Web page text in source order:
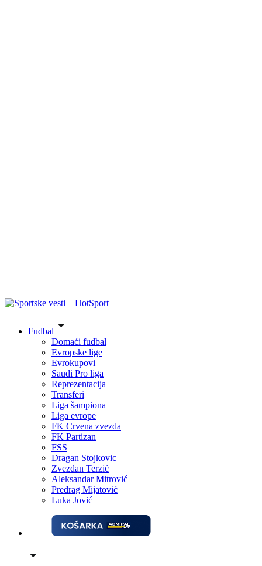
Fudbal
Domaći fudbal
Evropske lige
Evrokupovi
Saudi Pro liga
Reprezentacija
Transferi
Liga šampiona
Liga evrope
FK Crvena zvezda
FK Partizan
FSS
Dragan Stojkovic
Zvezdan Terzić
Aleksandar Mitrović
Predrag Mijatović
Luka Jović